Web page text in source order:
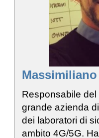
Responsabile
grande azienda
dei laboratori di
ambito 4G/5G.